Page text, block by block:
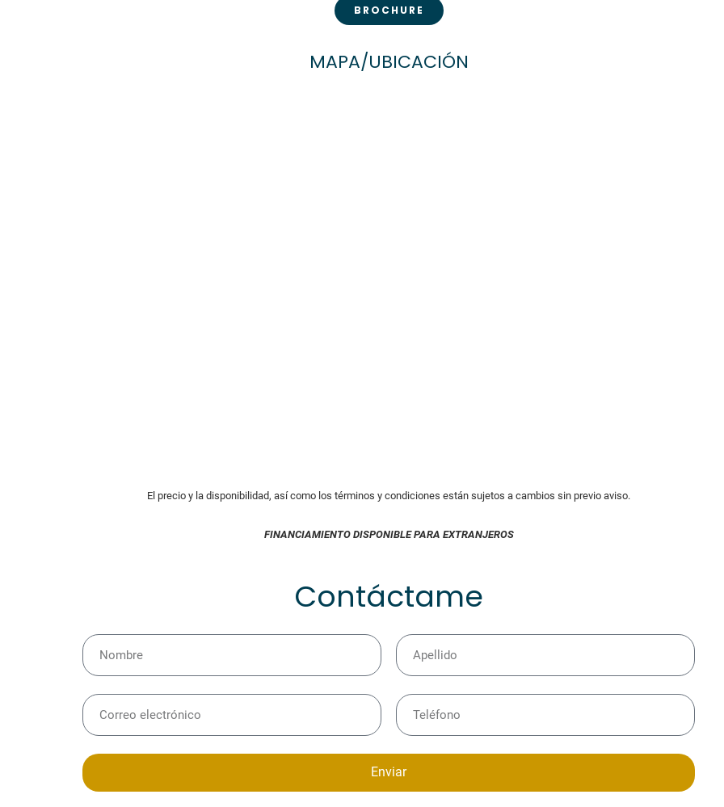
BROCHURE
MAPA/UBICACIÓN
El precio y la disponibilidad, así como los términos y condiciones están sujetos a cambios sin previo aviso.
FINANCIAMIENTO DISPONIBLE PARA EXTRANJEROS
Contáctame
Enviar